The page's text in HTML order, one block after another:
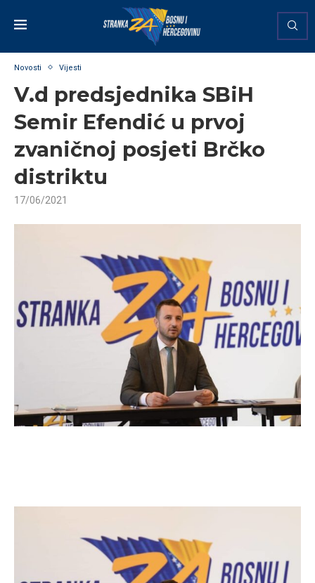
Novosti Vijesti
V.d predsjednika SBiH
Semir Efendić u prvoj
zvaničnoj posjeti Brčko
distriktu
17/06/2021